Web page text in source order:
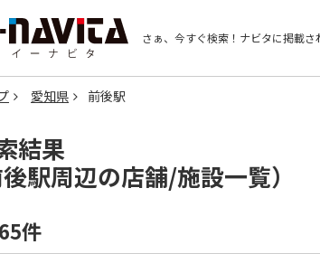
さぁ、今すぐ検索！ ナビタに掲載さ
愛知県 前後駅
結果
駅周辺の店舗/施設一覧）
65件